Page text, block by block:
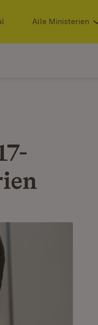
(Öffnet in neuem Fenster)
Alle Ministerien